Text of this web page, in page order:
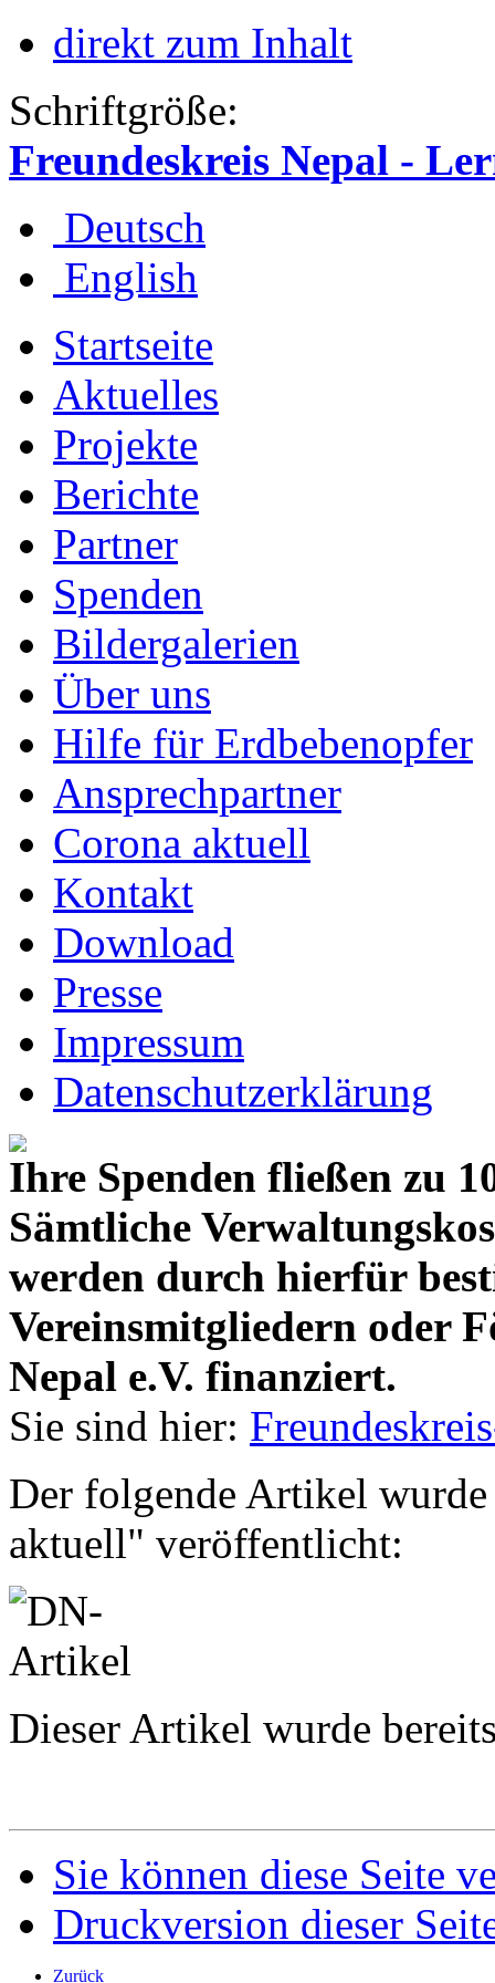
direkt zum Inhalt
Schriftgröße:
Freundeskreis Nepal -
Deutsch
English
Startseite
Aktuelles
Projekte
Berichte
Partner
Spenden
Bildergalerien
Über uns
Hilfe für Erdbebenopfer
Ansprechpartner
Corona aktuell
Kontakt
Download
Presse
Impressum
Datenschutzerklärung
Ihre Spenden fließen zu
Sämtliche
werden durch hierfür
Vereinsmitgliedern oder
Nepal e.V. finanziert.
Sie sind hier:
Der folgende Artikel
aktuell" veröffentlicht:
Dieser Artikel wurde
Sie können diese Seite
Druckversion dieser
Zurück